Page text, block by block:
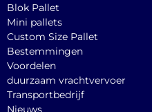
Blok Pallet
Mini pallets
Custom Size Pallet
Bestemmingen
Voordelen
duurzaam vrachtvervoer
Transportbedrijf
Nieuws